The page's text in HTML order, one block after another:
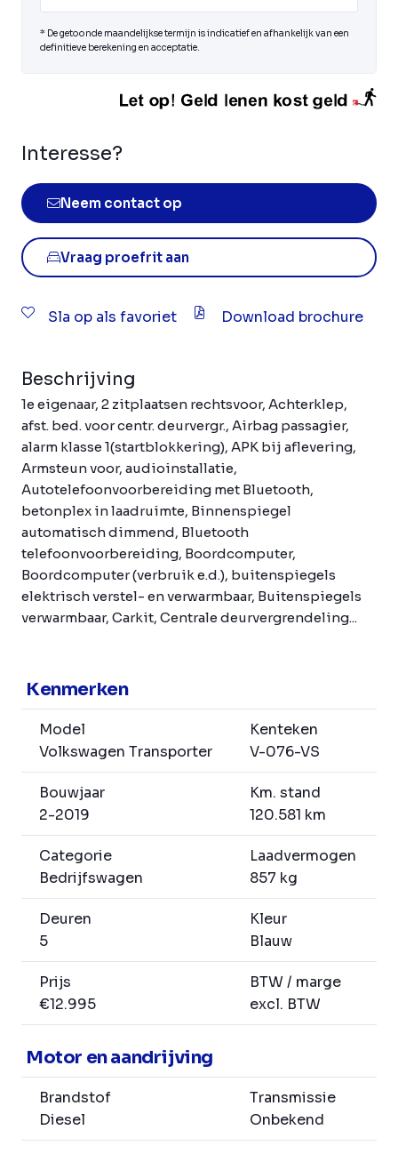
* De getoonde maandelijkse termijn is indicatief en afhankelijk van een
definitieve berekening en acceptatie.
Interesse?
Neem contact op
Vraag proefrit aan
Sla op als favoriet Download brochure
Beschrijving
1e eigenaar, 2 zitplaatsen rechtsvoor, Achterklep,
afst. bed. voor centr. deurvergr., Airbag passagier,
alarm klasse 1(startblokkering), APK bij aflevering,
Armsteun voor, audioinstallatie,
Autotelefoonvoorbereiding met Bluetooth,
betonplex in laadruimte, Binnenspiegel
automatisch dimmend, Bluetooth
telefoonvoorbereiding, Boordcomputer,
Boordcomputer (verbruik e.d.), buitenspiegels
elektrisch verstel- en verwarmbaar, Buitenspiegels
verwarmbaar, Carkit, Centrale deurvergrendeling...
Kenmerken
Model
Volkswagen Transporter
Kenteken
V-076-VS
Bouwjaar
2-2019
Km. stand
120.581 km
Categorie
Bedrijfswagen
Laadvermogen
857 kg
Deuren
5
Kleur
Blauw
Prijs
€12.995
BTW / marge
excl. BTW
Motor en aandrijving
Brandstof
Diesel
Transmissie
Onbekend